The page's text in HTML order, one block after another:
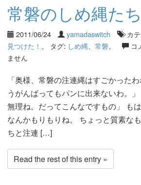
常磐のしめ縄たち
2011/06/24 yamadaswitch カ
見つけた！ 。 タグ: しめ縄 常磐。
コ
ません
「奥様、常磐の注連縄はすごかった
うがんばってもパンに出来ないわ。
無理ね。だってこんなですもの」 も
なんかもりもりね。 ちょっと質素な
ちと注連 […]
Read the rest of this entry »